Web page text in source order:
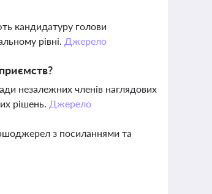
кандидатуру голови
рівні. Джерело
незалежних членів наглядових
рішень. Джерело
з посиланнями та